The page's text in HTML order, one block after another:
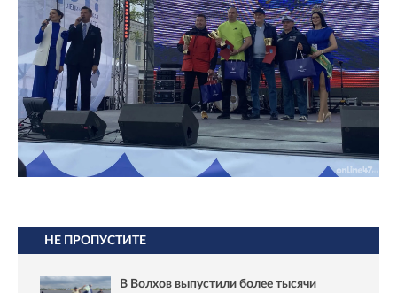
НЕ ПРОПУСТИТЕ
В Волхов выпустили более тысячи